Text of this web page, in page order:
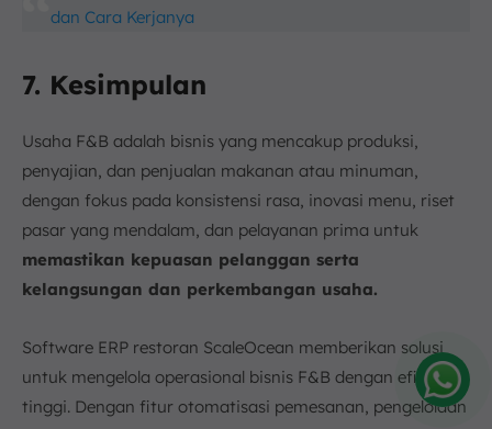
dan Cara Kerjanya
7. Kesimpulan
Usaha F&B adalah bisnis yang mencakup produksi,
penyajian, dan penjualan makanan atau minuman,
dengan fokus pada konsistensi rasa, inovasi menu, riset
pasar yang mendalam, dan pelayanan prima untuk
memastikan kepuasan pelanggan serta
kelangsungan dan perkembangan usaha.
Software ERP restoran ScaleOcean memberikan solusi
untuk mengelola operasional bisnis F&B dengan efisiensi
tinggi. Dengan fitur otomatisasi pemesanan, pengelolaan
Amelia